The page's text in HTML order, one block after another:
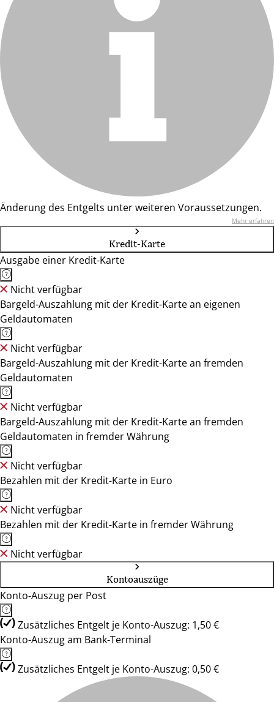
Änderung des Entgelts unter weiteren Voraussetzungen.
Mehr erfahren
Kredit-Karte
Ausgabe einer Kredit-Karte
Nicht verfügbar
Bargeld-Auszahlung mit der Kredit-Karte an eigenen
Geldautomaten
Nicht verfügbar
Bargeld-Auszahlung mit der Kredit-Karte an fremden
Geldautomaten
Nicht verfügbar
Bargeld-Auszahlung mit der Kredit-Karte an fremden
Geldautomaten in fremder Währung
Nicht verfügbar
Bezahlen mit der Kredit-Karte in Euro
Nicht verfügbar
Bezahlen mit der Kredit-Karte in fremder Währung
Nicht verfügbar
Kontoauszüge
Konto-Auszug per Post
Zusätzliches Entgelt je Konto-Auszug: 1,50 €
Konto-Auszug am Bank-Terminal
Zusätzliches Entgelt je Konto-Auszug: 0,50 €